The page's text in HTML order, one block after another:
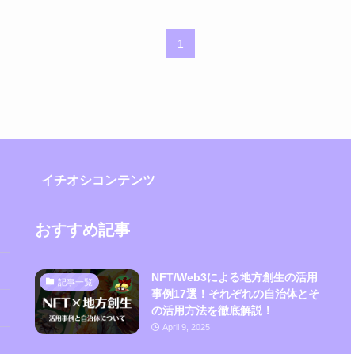
1
イチオシコンテンツ
おすすめ記事
記事一覧
NFT/Web3による地方創生の活用
事例17選！それぞれの自治体とそ
の活用方法を徹底解説！
April 9, 2025